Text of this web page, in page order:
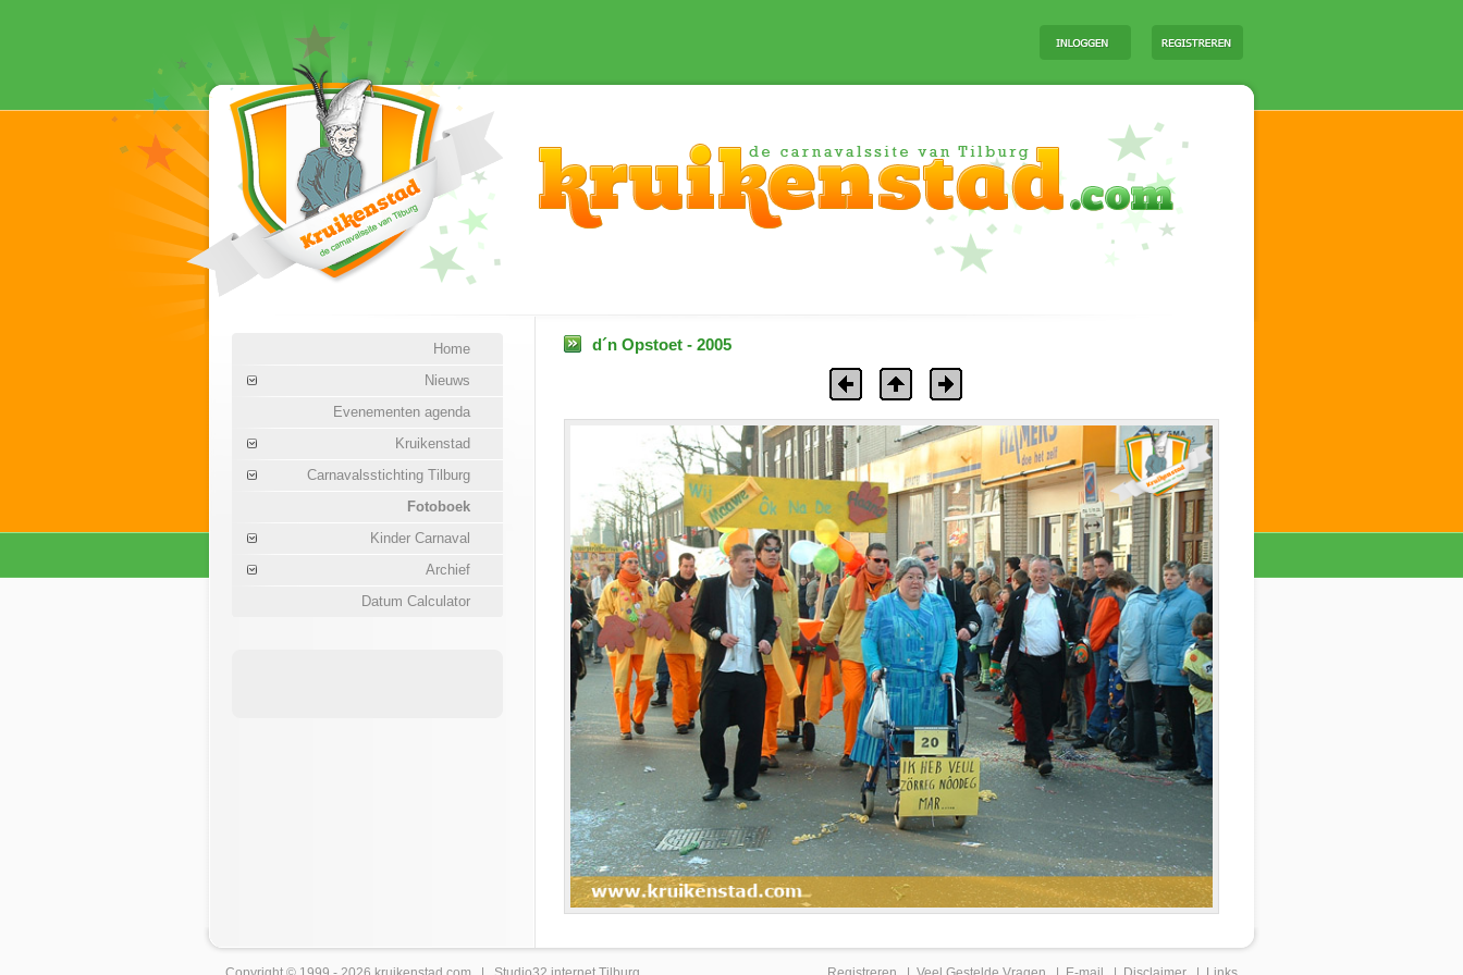
Home
Nieuws
Evenementen agenda
Kruikenstad
Carnavalsstichting Tilburg
Fotoboek
Kinder Carnaval
Archief
Datum Calculator
d´n Opstoet - 2005